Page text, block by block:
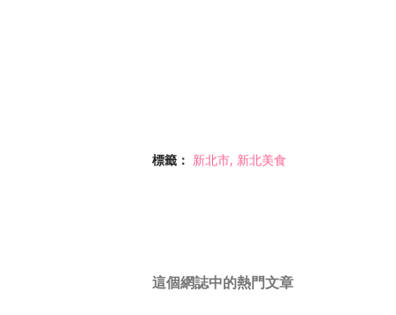
標籤： 新北市 新北美食
這個網誌中的熱門文章